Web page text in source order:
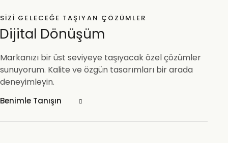
SIZI GELECEĞE TAŞIYAN ÇÖZÜMLER
Dijital Dönüşüm
Markanızı bir üst seviyeye taşıyacak özel çözümler
sunuyorum. Kalite ve özgün tasarımları bir arada
deneyimleyin.
Benimle Tanışın